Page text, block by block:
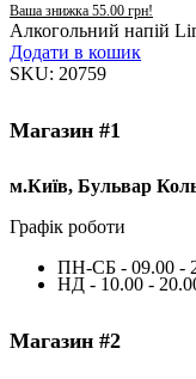
Ваша знижка 55.00 грн!
Алкогольний напій
Додати в кошик
SKU: 20759
Магазин #1
м.Київ, Бульвар
Графік роботи
ПН-СБ - 09.00 -
НД - 10.00 -
Магазин #2